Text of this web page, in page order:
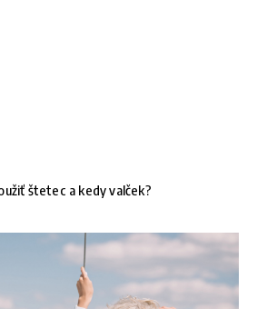
štetec a kedy valček?